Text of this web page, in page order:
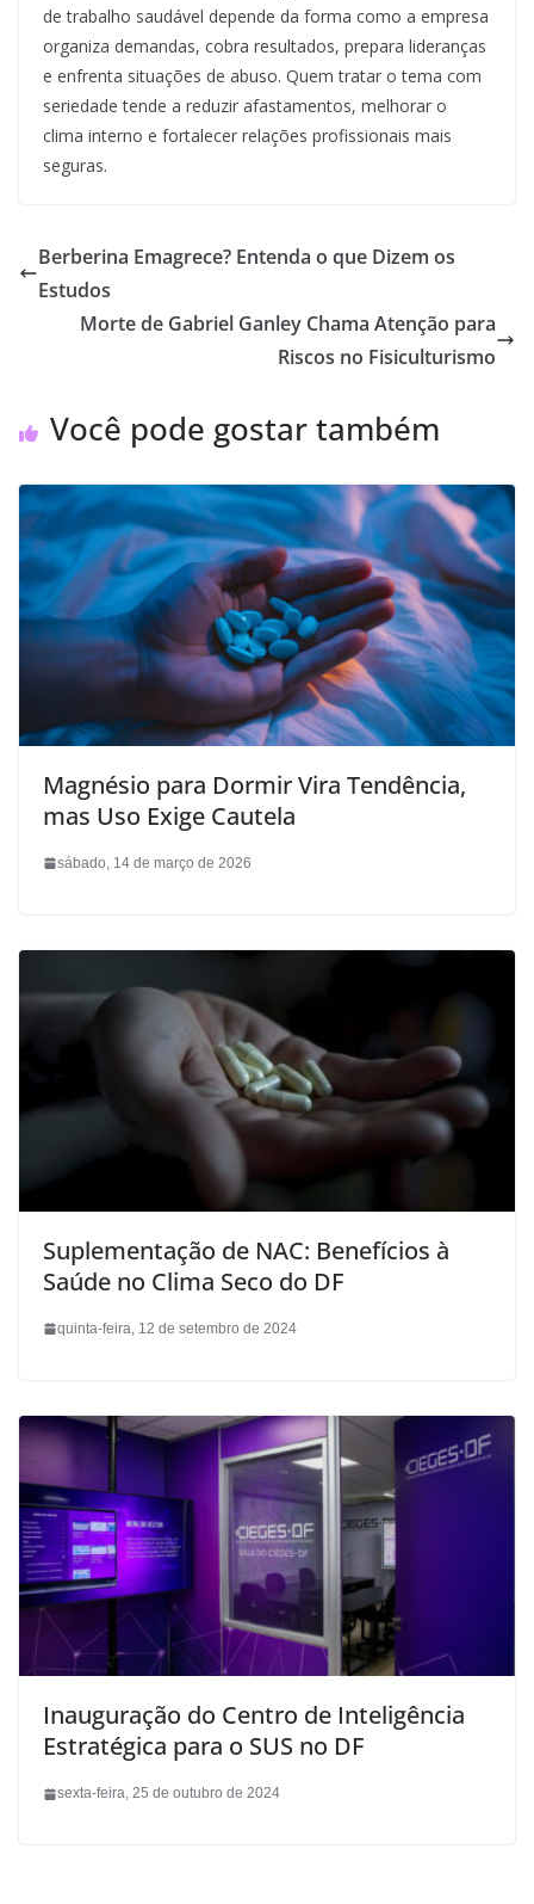
de trabalho saudável depende da forma como a empresa
organiza demandas, cobra resultados, prepara lideranças
e enfrenta situações de abuso. Quem tratar o tema com
seriedade tende a reduzir afastamentos, melhorar o
clima interno e fortalecer relações profissionais mais
seguras.
Berberina Emagrece? Entenda o que Dizem os
Estudos
Morte de Gabriel Ganley Chama Atenção para
Riscos no Fisiculturismo
Você pode gostar também
Magnésio para Dormir Vira Tendência,
mas Uso Exige Cautela
sábado, 14 de março de 2026
Suplementação de NAC: Benefícios à
Saúde no Clima Seco do DF
quinta-feira, 12 de setembro de 2024
Inauguração do Centro de Inteligência
Estratégica para o SUS no DF
sexta-feira, 25 de outubro de 2024